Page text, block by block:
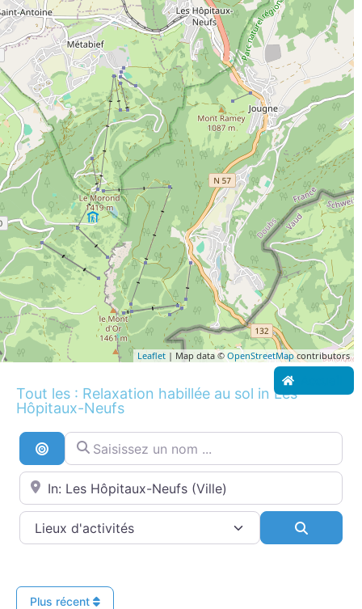
Leaflet | Map data ©OpenStreetMapcontributors
Tout les : Relaxation habillée au sol in Les
Hôpitaux-Neufs
Recherche par distance
Saisissez un nom ...
Proche de...
Plus récent